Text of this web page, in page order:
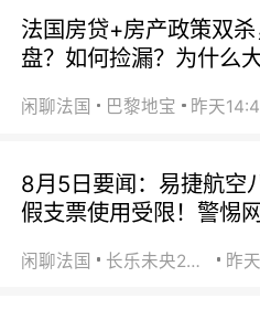
法国房贷+房产政策双
盘？如何捡漏？为什么
闲聊法国 巴黎地宝 昨天
8月5日要闻：易捷航空
假支票使用受限！警惕
闲聊法国 长乐未央2015 昨